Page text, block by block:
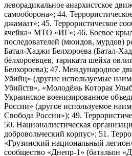
леворадикальное анархистское
самооборона»; 44.
джамаат»; 45. Террористическое
ячейка» МТО «ИГ»; 46. Боевое
последователей (мюидов, мурдов)
Батал-Хаджи Белхороева (Батал-
белхороевцев, тариката шейха
Белхороева); 47. Международное
Убийц» (другие используемые
Убийств», «Молодёжь Которая
Украинское военизированное
России» (другое используемое
Свобода России»); 49.
50. Националистическая
добровольческий корпус»; 51.
«Грузинский национальный
сообщество «Днепр-1» (батальон